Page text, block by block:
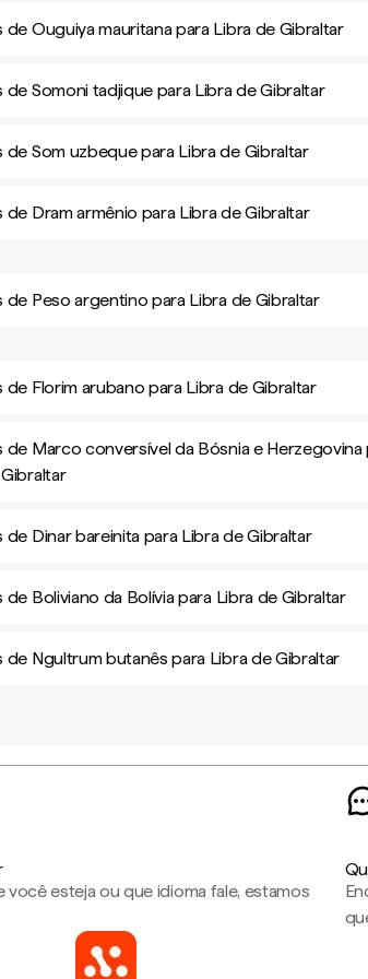
de Ouguiya mauritana para Libra de Gibraltar
de Somoni tadjique para Libra de Gibraltar
de Som uzbeque para Libra de Gibraltar
de Dram armênio para Libra de Gibraltar
de Peso argentino para Libra de Gibraltar
de Florim arubano para Libra de Gibraltar
de Marco conversível da Bósnia e Herzegovina
de Dinar bareinita para Libra de Gibraltar
de Boliviano da Bolívia para Libra de Gibraltar
de Ngultrum butanês para Libra de Gibraltar
você esteja ou que idioma fale, estamos